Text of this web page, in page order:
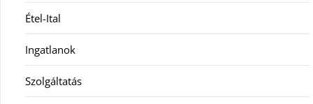
Étel-Ital
Ingatlanok
Szolgáltatás